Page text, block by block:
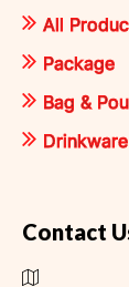
All
Package
Bag &
Drinkware
Contact